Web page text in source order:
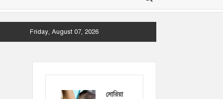
Friday, August 07, 2026
সোরিয়া